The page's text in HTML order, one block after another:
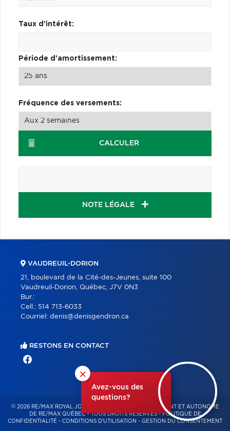
Taux d'intérêt:
Période d'amortissement:
Fréquence des versements:
CALCULER
NOTE LÉGALE
×
Avez-vous des
questions?
VAUDREUIL-DORION
21, boulevard de la Cité-des-Jeunes, suite 100
Vaudreuil-Dorion, Québec, J7V 0N3
Bur.:
Cell.: 514 713-6033
Courriel: denis@denisgendron.ca
RESTONS EN CONTACT
© 2026 RE/MAX ROYAL JORDAN – FRANCHISÉ INDÉPENDANT ET AUTONOME
DE RE/MAX QUÉBEC – TOUS DROITS RÉSERVÉS -POLITIQUE DE
CONFIDENTIALITÉ - CONDITIONS D'UTILISATION - GESTION DU CONSENTEMENT